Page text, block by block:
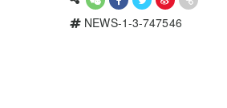
NEWS-1-3-747546